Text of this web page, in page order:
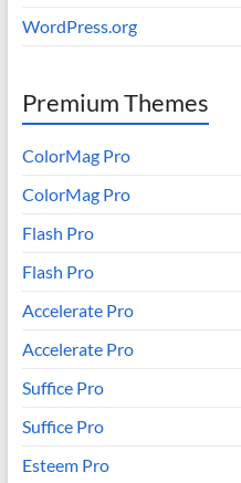
WordPress.org
Premium Themes
ColorMag Pro
ColorMag Pro
Flash Pro
Flash Pro
Accelerate Pro
Accelerate Pro
Suffice Pro
Suffice Pro
Esteem Pro